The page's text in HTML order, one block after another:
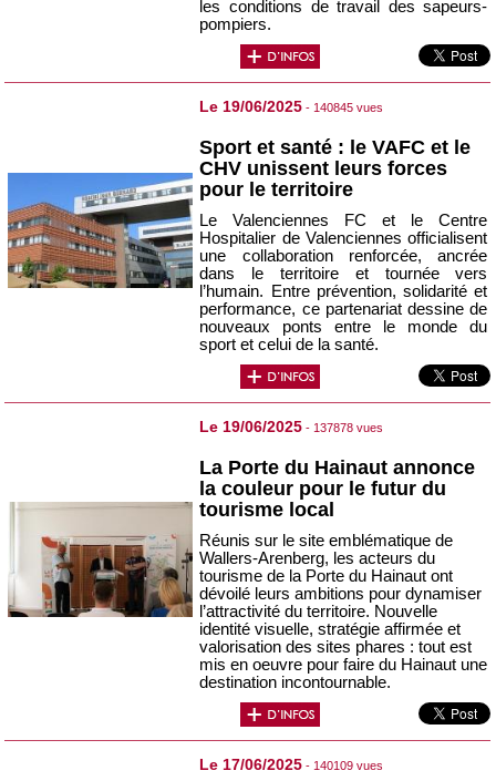
les conditions de travail des sapeurs-
pompiers.
Le 19/06/2025 - 140845 vues
Sport et santé : le VAFC et le
CHV unissent leurs forces
pour le territoire
Le Valenciennes FC et le Centre
Hospitalier de Valenciennes officialisent
une collaboration renforcée, ancrée
dans le territoire et tournée vers
l’humain. Entre prévention, solidarité et
performance, ce partenariat dessine de
nouveaux ponts entre le monde du
sport et celui de la santé.
Le 19/06/2025 - 137878 vues
La Porte du Hainaut annonce
la couleur pour le futur du
tourisme local
Réunis sur le site emblématique de
Wallers-Arenberg, les acteurs du
tourisme de la Porte du Hainaut ont
dévoilé leurs ambitions pour dynamiser
l’attractivité du territoire. Nouvelle
identité visuelle, stratégie affirmée et
valorisation des sites phares : tout est
mis en oeuvre pour faire du Hainaut une
destination incontournable.
Le 17/06/2025 - 140109 vues